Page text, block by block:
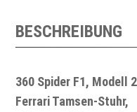
BESCHREIBUNG
360 Spider F1, Modell
Ferrari Tamsen-Stuhr,